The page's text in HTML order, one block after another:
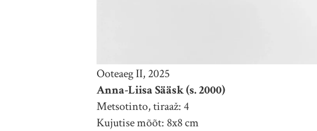
Ooteaeg II, 2025
Anna-Liisa Sääsk (s. 2000)
Metsotinto, tiraaž: 4
Kujutise mõõt: 8x8 cm